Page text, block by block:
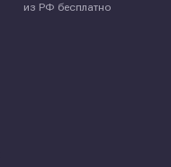
из РФ бесплатно